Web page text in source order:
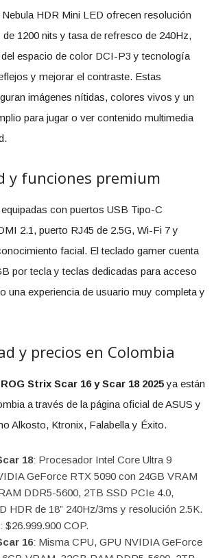
HDR Mini LED ofrecen resolución
1200 nits y tasa de refresco de 240Hz,
espacio de color DCI-P3 y tecnología
y mejorar el contraste. Estas
imágenes nítidas, colores vivos y un
para jugar o ver contenido multimedia
y funciones premium
con puertos USB Tipo-C
2.1, puerto RJ45 de 2.5G, Wi-Fi 7 y
facial. El teclado gamer cuenta
por tecla y teclas dedicadas para acceso
una experiencia de usuario muy completa y
y precios en Colombia
Strix Scar 16 y Scar 18 2025ya están
a través de la página oficial de ASUS y
Alkosto, Ktronix, Falabella y Éxito.
18: Procesador Intel Core Ultra 9
GeForce RTX 5090 con 24GB VRAM
DDR5-5600, 2TB SSD PCIe 4.0,
HDR de 18” 240Hz/3ms y resolución 2.5K.
$26.999.900 COP.
16: Misma CPU, GPU NVIDIA GeForce